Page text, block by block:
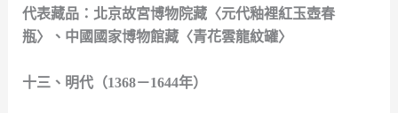
代表藏品：北京故宮博物院藏〈元代釉裡紅玉壺春
瓶〉、中國國家博物館藏〈青花雲龍紋罐〉
十三、明代（1368－1644年）